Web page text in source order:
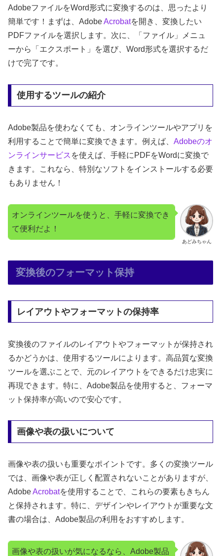
AdobeファイルをWord形式に変換するのは、思ったより
簡単です！まずは、AdobeAcrobatを開き、変換したい
PDFファイルを選択します。次に、「ファイル」メニュ
ーから「エクスポート」を選び、Word形式を選択するだ
けで完了です。
使用するツールの紹介
Adobe製品を使わなくても、オンラインツールやアプリを
利用することで簡単に変換できます。例えば、 Adobeのオ
ンラインサービス を使えば、手軽にPDFをWordに変換で
きます。これなら、特別なソフトをインストールする必要
もありません！
あどみちゃん
オンラインツールを使うと、手軽に変換でき
て便利だよ！
変換後のフォーマット保持
レイアウトやフォーマットの保持率
変換後のファイルのレイアウトやフォーマットが保持され
るかどうかは、使用するツールによります。高品質な変換
ツールを選ぶことで、元のレイアウトをできるだけ忠実に
再現できます。特に、Adobe製品を使用すると、フォーマ
ット保持率が高いので安心です。
画像や表の扱いについて
画像や表の扱いも重要なポイントです。多くの変換ツール
では、画像や表が正しく配置されないことがありますが、
AdobeAcrobatを使用することで、これらの要素もきちん
と保持されます。特に、デザインやレイアウトが重要な文
書の場合は、Adobe製品の利用をおすすめします。
画像や表の扱いが気になるなら、Adobe製品